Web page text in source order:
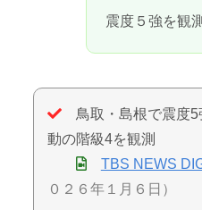
震度５強を観
鳥取・島根で震度5
動の階級4を観測
TBS NEWS
０２６年１月６日）